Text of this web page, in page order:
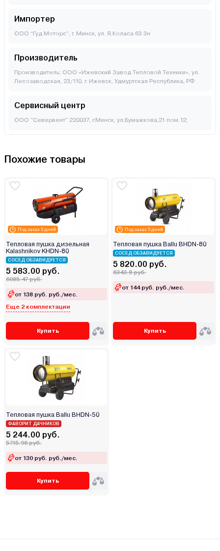
Импортер
ООО “Гуд Моторс”, г. Минск, ул. Я.Коласа 63 3н
Производитель
Производитель: OOO «Ижевский Завод Тепловой Техники», ул.
Лесозаводская, 23/110, г. Ижевск, Удмуртская Республика, РФ
Сервисный центр
ООО "Севервент" 220037, г.Минск, ул.Бумажкова,21 пом.12;
Похожие товары
Под заказ 5 дней
Тепловая пушка дизельная
Kalashnikov KHDN-80
СОСЕД ОБЗАВИДУЕТСЯ
5 583.00 руб.
6085.47 руб.
от 138 руб. руб./мес.
Еще 2 комплектации
Купить
Под заказ 5 дней
Тепловая пушка Ballu BHDN-80
СОСЕД ОБЗАВИДУЕТСЯ
5 820.00 руб.
6343.8 руб.
от 144 руб. руб./мес.
Купить
Тепловая пушка Ballu BHDN-50
ФАВОРИТ ДАЧНИКОВ
5 244.00 руб.
5715.96 руб.
от 130 руб. руб./мес.
Купить